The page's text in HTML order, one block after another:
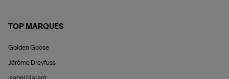
TOP MARQUES
Golden Goose
Jérôme Dreyfuss